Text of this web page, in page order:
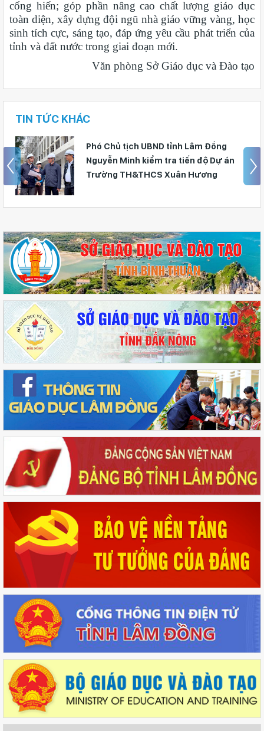
cống hiến; góp phần nâng cao chất lượng giáo dục
toàn diện, xây dựng đội ngũ nhà giáo vững vàng, học
sinh tích cực, sáng tạo, đáp ứng yêu cầu phát triển của
tỉnh và đất nước trong giai đoạn mới.
Văn phòng Sở Giáo dục và Đào tạo
TIN TỨC KHÁC
Bộ Giáo dục và Đào tạo ban hành
khung thời gian năm học từ năm học
2026–2027